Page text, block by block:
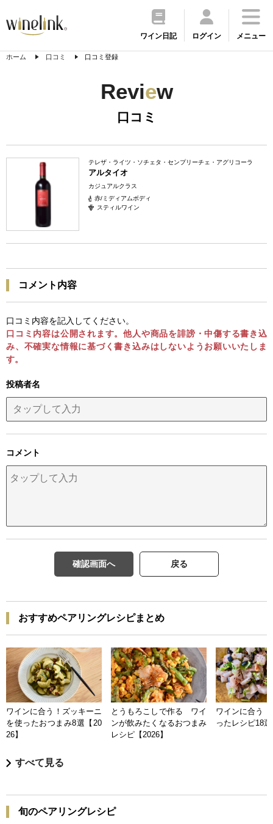
ワイン日記 ログイン メニュー
ホーム 口コミ 口コミ登録
Review
口コミ
テレザ・ライツ・ソチェタ・センプリーチェ・アグリコーラ
アルタイオ
カジュアルクラス
赤/ミディアムボディ
スティルワイン
コメント内容
口コミ内容を記入してください。
口コミ内容は公開されます。他人や商品を誹謗・中傷する書き込
み、不確実な情報に基づく書き込みはしないようお願いいたしま
す。
投稿者名
コメント
確認画面へ 戻る
おすすめペアリングレシピまとめ
ワインに合う！ズッキーニ
を使ったおつまみ8選【20
26】
とうもろこしで作る ワイ
ンが飲みたくなるおつまみ
レシピ【2026】
ワインに合う
ったレシピ18
すべて見る
旬のペアリングレシピ